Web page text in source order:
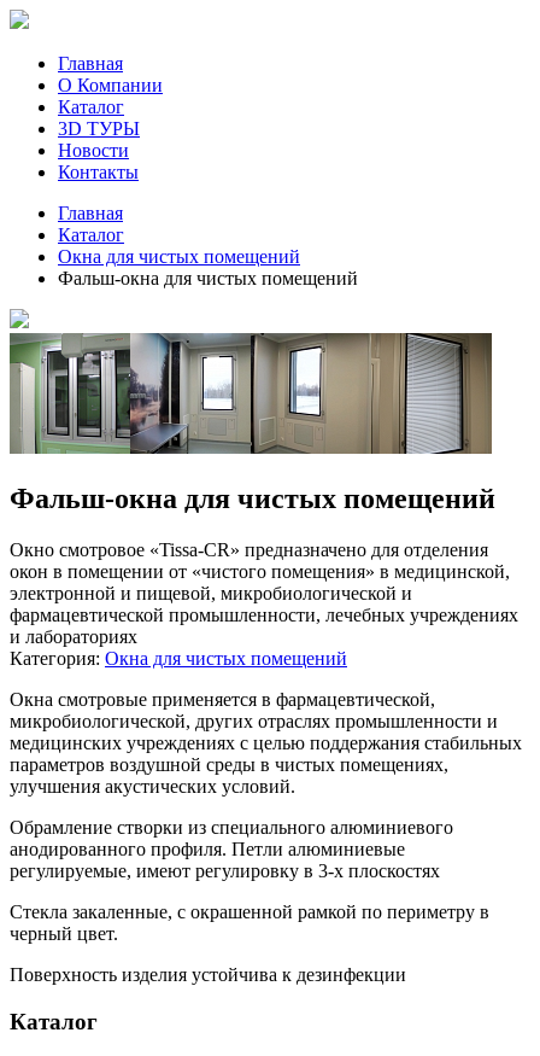
Главная
О Компании
Каталог
3D ТУРЫ
Новости
Контакты
Главная
Каталог
Окна для чистых помещений
Фальш-окна для чистых помещений
Фальш-окна для чистых помещений
Окно смотровое «Tissa-CR» предназначено для отделения
окон в помещении от «чистого помещения» в медицинской,
электронной и пищевой, микробиологической и
фармацевтической промышленности, лечебных учреждениях
и лабораториях
Категория: Окна для чистых помещений
Окна смотровые применяется в фармацевтической,
микробиологической, других отраслях промышленности и
медицинских учреждениях с целью поддержания стабильных
параметров воздушной среды в чистых помещениях,
улучшения акустических условий.
Обрамление створки из специального алюминиевого
анодированного профиля. Петли алюминиевые
регулируемые, имеют регулировку в 3-х плоскостях
Стекла закаленные, с окрашенной рамкой по периметру в
черный цвет.
Поверхность изделия устойчива к дезинфекции
Каталог